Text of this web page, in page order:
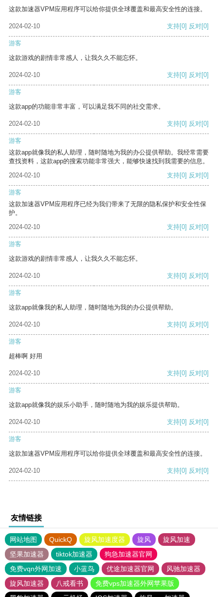
这款加速器VPM应用程序可以给你提供全球覆盖和最高安全性的连接。
2024-02-10 支持[0] 反对[0]
游客
这款游戏的剧情非常感人，让我久久不能忘怀。
2024-02-10 支持[0] 反对[0]
游客
这款app的功能非常丰富，可以满足我不同的社交需求。
2024-02-10 支持[0] 反对[0]
游客
这款app就像我的私人助理，随时随地为我的办公提供帮助。我经常需要
查找资料，这款app的搜索功能非常强大，能够快速找到我需要的信息。
2024-02-10
支持[0] 反对[0]
游客
这款加速器VPM应用程序已经为我们带来了无限的隐私保护和安全性保
护。
2024-02-10
支持[0] 反对[0]
游客
这款游戏的剧情非常感人，让我久久不能忘怀。
2024-02-10 支持[0] 反对[0]
游客
这款app就像我的私人助理，随时随地为我的办公提供帮助。
2024-02-10 支持[0] 反对[0]
游客
超棒啊 好用
2024-02-10 支持[0] 反对[0]
游客
这款app就像我的娱乐小助手，随时随地为我的娱乐提供帮助。
2024-02-10 支持[0] 反对[0]
游客
这款加速器VPM应用程序可以给你提供全球覆盖和最高安全性的连接。
2024-02-10 支持[0] 反对[0]
友情链接
网站地图 QuickQ 旋风加速度器 旋风
旋风加速
坚果加速器
tiktok加速器
狗急加速器官网
免费vqn外网加速
小蓝鸟 优途加速器官网
风驰加速器
旋风加速器
八戒看书
免费vps加速器外网苹果版